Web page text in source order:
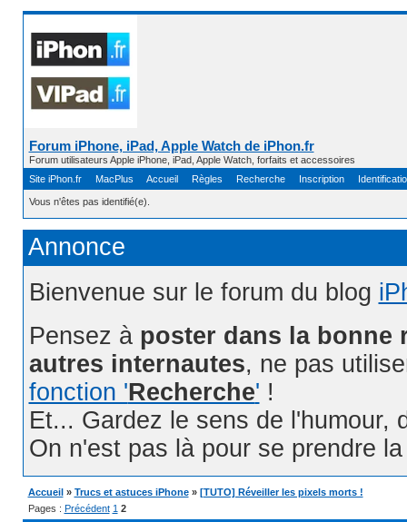
Forum iPhone, iPad, Apple Watch de iPhon.fr
Forum utilisateurs Apple iPhone, iPad, Apple Watch, forfaits et accessoires
Site iPhon.fr
MacPlus Accueil Règles Recherche Inscription
Vous n'êtes pas identifié(e).
Annonce
Bienvenue sur le forum du blog
Pensez à poster dans la bonne
autres internautes, ne pas
fonction 'Recherche' !
Et... Gardez le sens de l'humour,
On n'est pas là pour se prendre
Accueil » Trucs et astuces iPhone » [TUTO] Réveiller les pixels morts !
Pages : Précédent 1 2